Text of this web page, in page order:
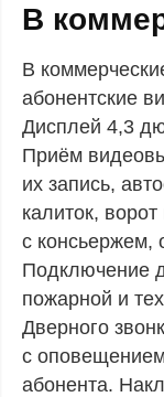
В
В
абонентские
Дисплей 4,3
Приём
их запись,
калиток,
с консьержем,
Подключение
пожарной и
Дверного
с
абонента.